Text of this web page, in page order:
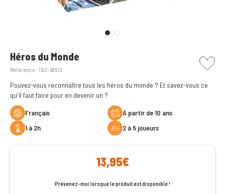
Héros du Monde
Référence : TAC-58513
picto
Pouvez-vous reconnaître tous les héros du monde ? Et savez-vous ce
qu'il faut faire pour en devenir un ?
Français
à partir de 10 ans
1 à 2h
2 à 5 joueurs
13,95€
Prévenez-moi lorsque le produit est disponible !